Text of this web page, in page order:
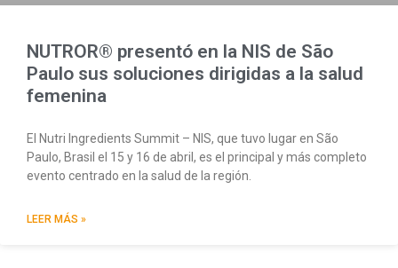
NUTROR® presentó en la NIS de São
Paulo sus soluciones dirigidas a la salud
femenina
El Nutri Ingredients Summit – NIS, que tuvo lugar en São
Paulo, Brasil el 15 y 16 de abril, es el principal y más completo
evento centrado en la salud de la región.
LEER MÁS »